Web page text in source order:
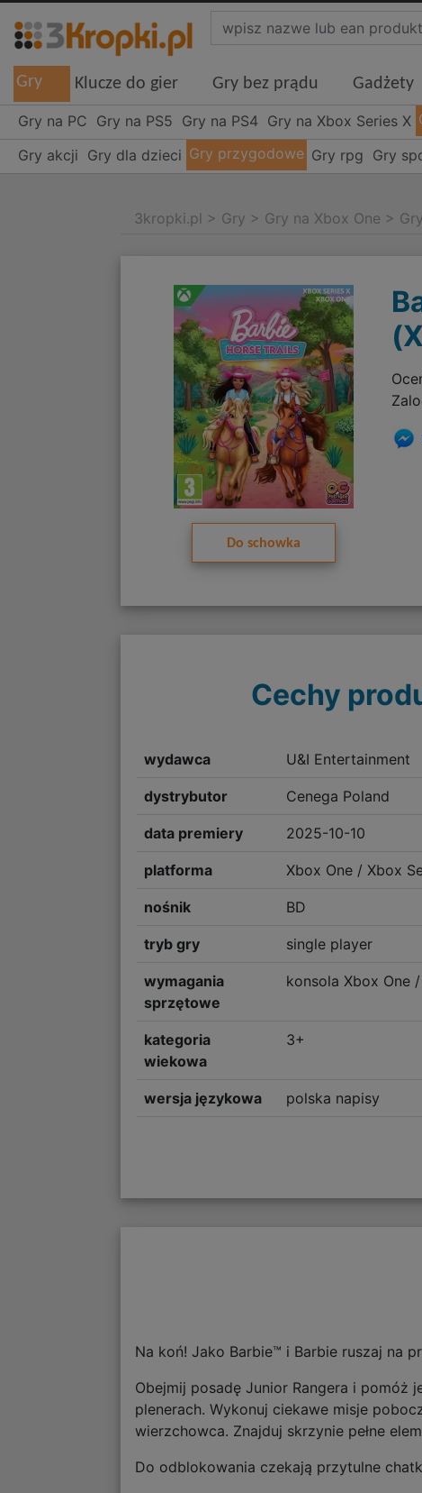
Gry Klucze do gier Gry bez prądu Gadżety
Gry na PC Gry na PS5 Gry na PS4 Gry na Xbox Series X
Gry akcji Gry dla dzieci Gry przygodowe Gry rpg Gry
3kropki.pl > Gry > Gry na Xbox One >
Do schowka
Cechy
wydawca U&I Entertainment
dystrybutor Cenega Poland
data premiery 2025-10-10
platforma Xbox One / Xbox
nośnik BD
tryb gry single player
wymagania
sprzętowe
konsola Xbox One
kategoria
wiekowa
3+
wersja językowa polska napisy
Na koń! Jako Barbie™ i Barbie ruszaj na
Obejmij posadę Junior Rangera i pomóż
plenerach. Wykonuj ciekawe misje
wierzchowca. Znajduj skrzynie pełne
Do odblokowania czekają przytulne